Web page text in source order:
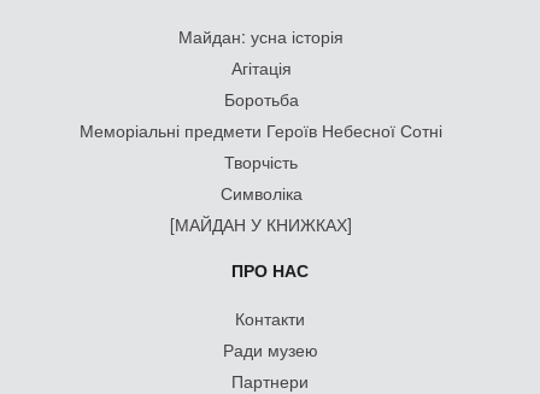
Майдан: усна історія
Агітація
Боротьба
Меморіальні предмети Героїв Небесної Сотні
Творчість
Символіка
[МАЙДАН У КНИЖКАХ]
ПРО НАС
Контакти
Ради музею
Партнери